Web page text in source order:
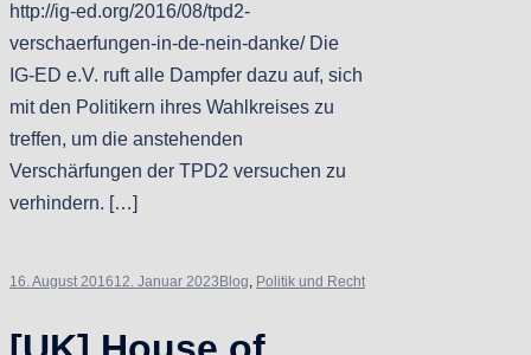
http://ig-ed.org/2016/08/tpd2-
verschaerfungen-in-de-nein-danke/ Die
IG-ED e.V. ruft alle Dampfer dazu auf, sich
mit den Politikern ihres Wahlkreises zu
treffen, um die anstehenden
Verschärfungen der TPD2 versuchen zu
verhindern. […]
16. August 201612. Januar 2023 Blog, Politik und Recht